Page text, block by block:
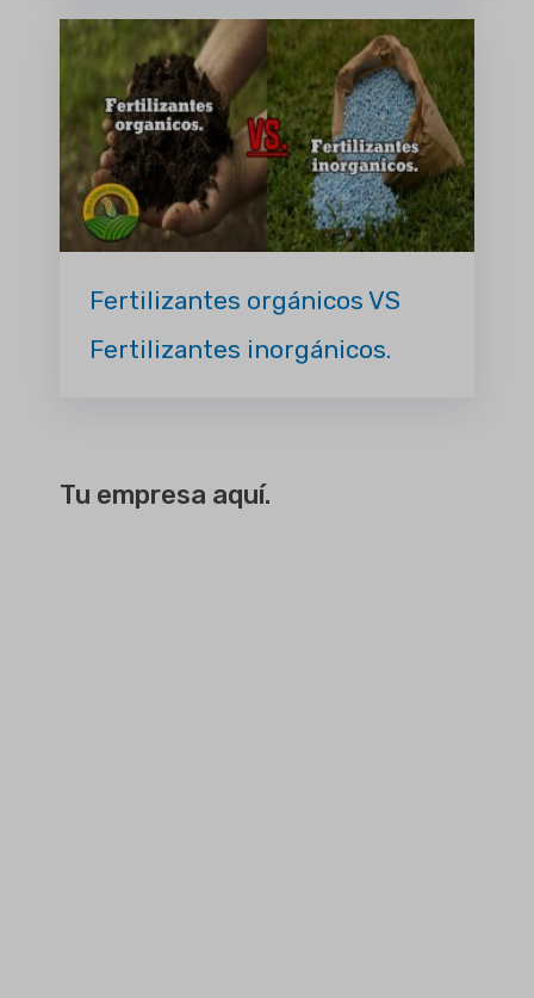
Fertilizantes orgánicos VS
Fertilizantes inorgánicos.
Tu empresa aquí.